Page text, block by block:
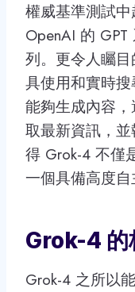
權威基準測試
OpenAI 的
列。更令人矚
具使用和實時
能夠生成內容
取最新資訊，
得 Grok-4 不僅
一個具備高度自
Grok-4 的
Grok-4 之所以